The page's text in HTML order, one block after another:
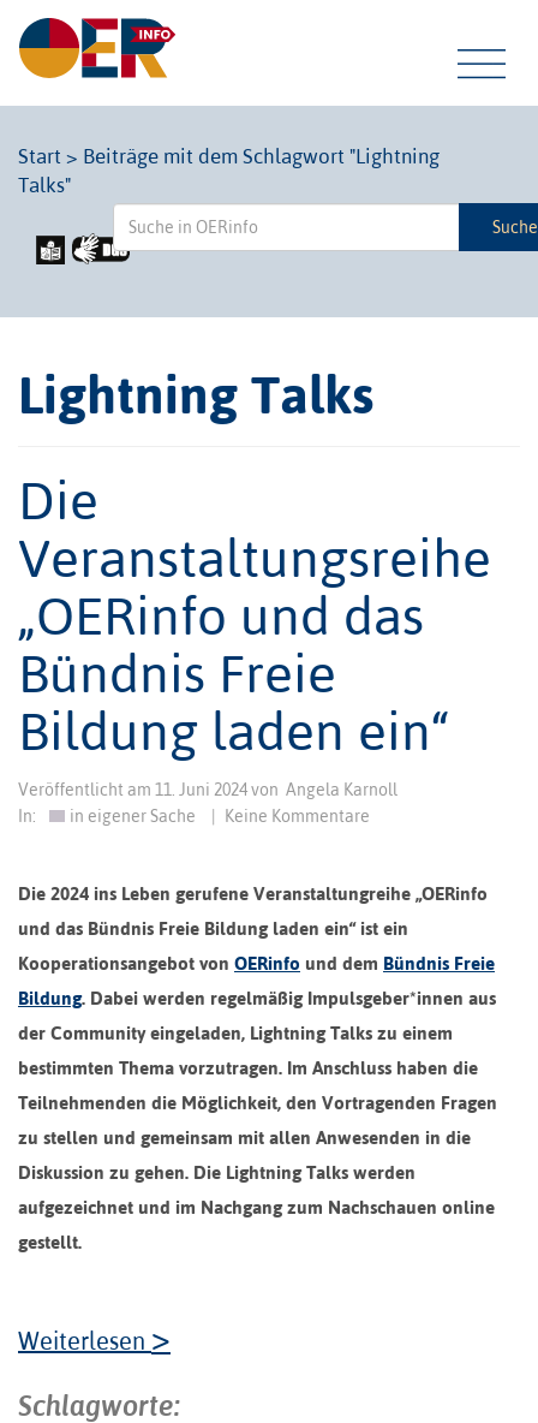
Start > Beiträge mit dem Schlagwort "Lightning
Talks"
Lightning Talks
Die
Veranstaltungsreihe
„OERinfo und das
Bündnis Freie
Bildung laden ein“
Veröffentlicht am 11. Juni 2024von Angela Karnoll
In:
in eigener Sache Keine Kommentare
Die 2024 ins Leben gerufene Veranstaltungreihe „OERinfo
und das Bündnis Freie Bildung laden ein“ ist ein
Kooperationsangebot von OERinfo und dem Bündnis Freie
Bildung. Dabei werden regelmäßig Impulsgeber*innen aus
der Community eingeladen, Lightning Talks zu einem
bestimmten Thema vorzutragen. Im Anschluss haben die
Teilnehmenden die Möglichkeit, den Vortragenden Fragen
zu stellen und gemeinsam mit allen Anwesenden in die
Diskussion zu gehen. Die Lightning Talks werden
aufgezeichnet und im Nachgang zum Nachschauen online
gestellt.
Weiterlesen >
Schlagworte: